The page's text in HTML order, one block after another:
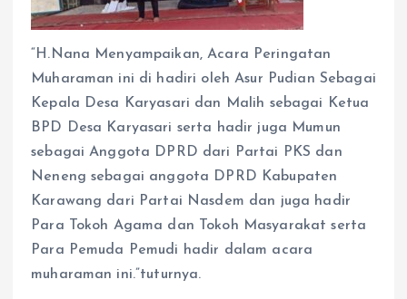
“H.Nana Menyampaikan, Acara Peringatan
Muharaman ini di hadiri oleh Asur Pudian Sebagai
Kepala Desa Karyasari dan Malih sebagai Ketua
BPD Desa Karyasari serta hadir juga Mumun
sebagai Anggota DPRD dari Partai PKS dan
Neneng sebagai anggota DPRD Kabupaten
Karawang dari Partai Nasdem dan juga hadir
Para Tokoh Agama dan Tokoh Masyarakat serta
Para Pemuda Pemudi hadir dalam acara
muharaman ini.”tuturnya.